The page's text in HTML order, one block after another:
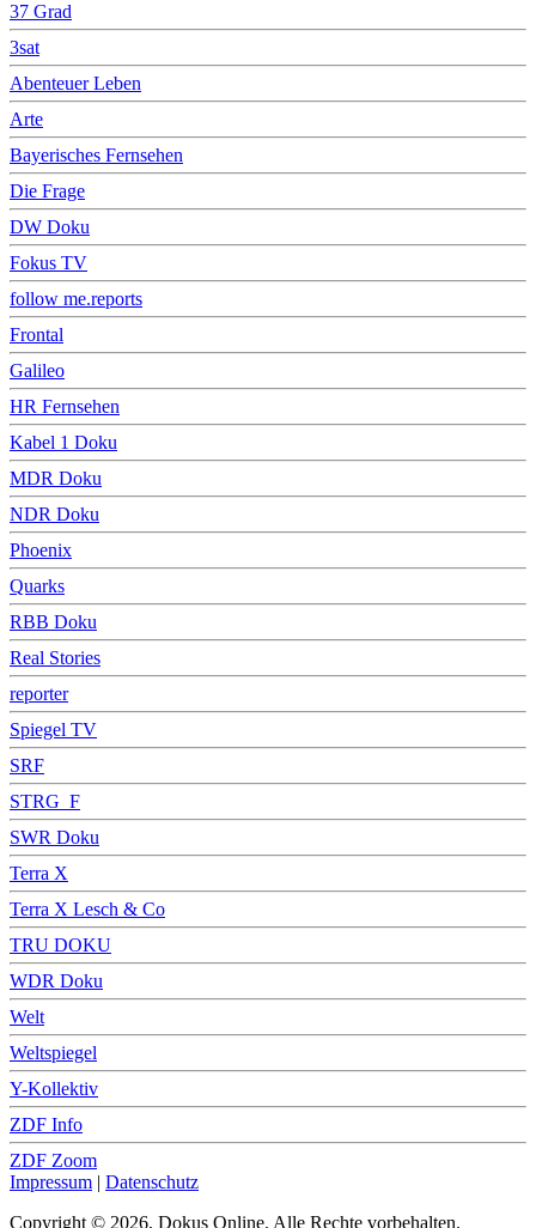
37 Grad
3sat
Abenteuer Leben
Arte
Bayerisches Fernsehen
Die Frage
DW Doku
Fokus TV
follow me.reports
Frontal
Galileo
HR Fernsehen
Kabel 1 Doku
MDR Doku
NDR Doku
Phoenix
Quarks
RBB Doku
Real Stories
reporter
Spiegel TV
SRF
STRG_F
SWR Doku
Terra X
Terra X Lesch & Co
TRU DOKU
WDR Doku
Welt
Weltspiegel
Y-Kollektiv
ZDF Info
ZDF Zoom
Impressum | Datenschutz
Copyright © 2026, Dokus Online. Alle Rechte vorbehalten.